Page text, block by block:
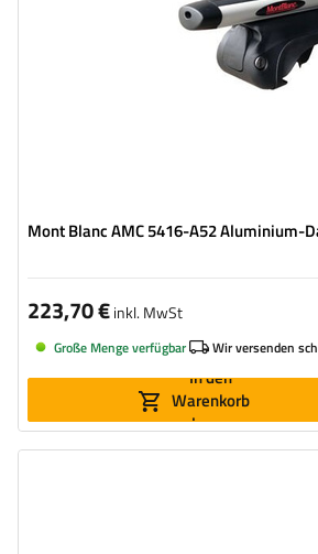
Mont Blanc AMC 5416-A52 Aluminium-
223,70 €inkl. MwSt
Große Menge verfügbar Wir versenden
In den
Warenkorb
legen